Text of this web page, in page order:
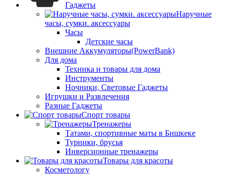
Гаджеты
Наручные
часы, сумки. аксессуары
Часы
Детские часы
Внешние Аккумуляторы(PowerBank)
Для дома
Техника и товары для дома
Инструменты
Ночники, Световые Гаджеты
Игрушки и Развлечения
Разные Гаджеты
Спорт товары
Тренажеры
Татами, спортивные маты в Бишкеке
Турники, брусья
Инверсионные тренажеры
Товары для красоты
Косметологу